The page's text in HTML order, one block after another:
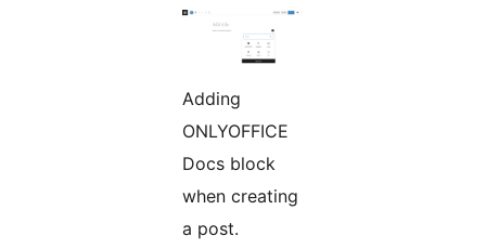
Adding
ONLYOFFICE
Docs block
when creating
a post.